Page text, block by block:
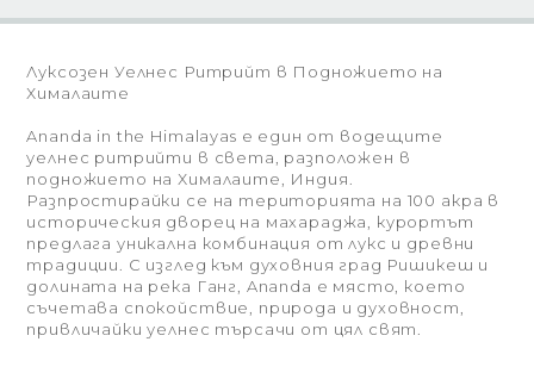
Луксозен Уелнес Ритрийт в Подножието на
Хималаите
Ananda in the Himalayas е един от водещите
уелнес ритрийти в света, разположен в
подножието на Хималаите, Индия.
Разпростирайки се на територията на 100 акра в
историческия дворец на махараджа, курортът
предлага уникална комбинация от лукс и древни
традиции. С изглед към духовния град Ришикеш и
долината на река Ганг, Ananda е място, което
съчетава спокойствие, природа и духовност,
привличайки уелнес търсачи от цял свят.